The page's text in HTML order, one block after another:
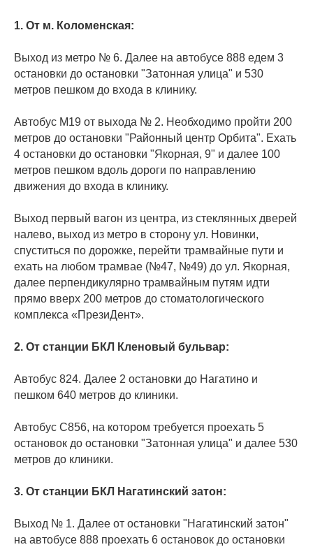
1. От м. Коломенская:
Выход из метро № 6. Далее на автобусе 888 едем 3
остановки до остановки "Затонная улица" и 530
метров пешком до входа в клинику.
Автобус М19 от выхода № 2. Необходимо пройти 200
метров до остановки "Районный центр Орбита". Ехать
4 остановки до остановки "Якорная, 9" и далее 100
метров пешком вдоль дороги по направлению
движения до входа в клинику.
Выход первый вагон из центра, из стеклянных дверей
налево, выход из метро в сторону ул. Новинки,
спуститься по дорожке, перейти трамвайные пути и
ехать на любом трамвае (№47, №49) до ул. Якорная,
далее перпендикулярно трамвайным путям идти
прямо вверх 200 метров до стоматологического
комплекса «ПрезиДент».
2. От станции БКЛ Кленовый бульвар:
Автобус 824. Далее 2 остановки до Нагатино и
пешком 640 метров до клиники.
Автобус С856, на котором требуется проехать 5
остановок до остановки "Затонная улица" и далее 530
метров до клиники.
3. От станции БКЛ Нагатинский затон:
Выход № 1. Далее от остановки "Нагатинский затон"
на автобусе 888 проехать 6 остановок до остановки